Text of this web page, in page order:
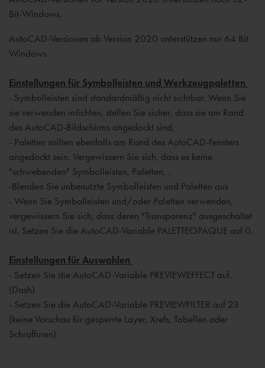
Bit-Windows.
AutoCAD-Versionen ab Version 2020 unterstützen nur 64 Bit
Windows
Einstellungen für Symbolleisten und Werkzeugpaletten
- Symbolleisten sind standardmäßig nicht sichtbar. Wenn Sie
sie verwenden möchten, stellen Sie sicher, dass sie am Rand
des AutoCAD-Bildschirms angedockt sind,
- Paletten sollten ebenfalls am Rand des AutoCAD-Fensters
angedockt sein. Vergewissern Sie sich, dass es keine
"schwebenden" Symbolleisten, Paletten, .
-Blenden Sie unbenutzte Symbolleisten und Paletten aus
- Wenn Sie Symbolleisten und/oder Paletten verwenden,
vergewissern Sie sich, dass deren "Transparenz" ausgeschaltet
ist. Setzen Sie die AutoCAD-Variable PALETTEOPAQUE auf 0.
Einstellungen für Auswahlen
- Setzen Sie die AutoCAD-Variable PREVIEWEFFECT auf.
(Dash)
- Setzen Sie die AutoCAD-Variable PREVIEWFILTER auf 23
(keine Vorschau für gesperrte Layer, Xrefs, Tabellen oder
Schraffuren)